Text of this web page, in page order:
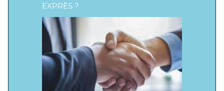
EXPRÈS ?